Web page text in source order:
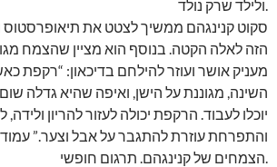
ולילד שרק נולד.
סקוט קנינגהם ממשיך לצטט את
הזה לאלה הקטה. בנוסף הוא מציין שהצמח
מעניק אושר ועוזר להילחם בדיכאון: “רקפת
השינה, מגוננת על הישן, ואיפה שהיא גדלה
יוכלו לעבוד. הרקפת יכולה לעזור להריון
הצמחים של קנינגהם. תרגום חופשי.